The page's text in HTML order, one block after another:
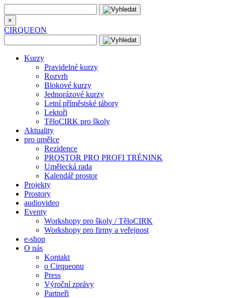
×
CIRQUEON
Kurzy
Pravidelné kurzy
Rozvrh
Blokové kurzy
Jednorázové kurzy
Letní příměstské tábory
Lektoři
TěloCIRK pro školy
Aktuality
pro umělce
Rezidence
PROSTOR PRO PROFI TRÉNINK
Umělecká rada
Kalendář prostor
Projekty
Prostory
audiovideo
Eventy
Workshopy pro školy / TěloCIRK
Workshopy pro firmy a veřejnost
e-shop
O nás
Kontakt
o Cirqueonu
Press
Výroční zprávy
Partneři